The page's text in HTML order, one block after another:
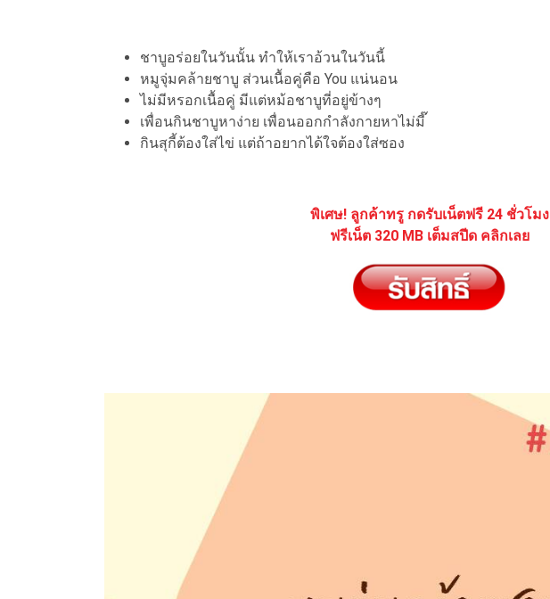
ชาบูอร่อยในวันนั้น ทำให้เราอ้วนในวันนี้
หมูจุ่มคล้ายชาบู ส่วนเนื้อคู่คือ You แน่นอน
ไม่มีหรอกเนื้อคู่ มีแต่หม้อชาบูที่อยู่ข้างๆ
เพื่อนกินชาบูหาง่าย เพื่อนออกกำลังกายหาไม่มี๊
กินสุกี้ต้องใส่ไข่ แต่ถ้าอยากได้ใจต้องใส่ซอง
พิเศษ! ลูกค้าทรู กดรับเน็ตฟรี 24 ชั่วโมง
ฟรีเน็ต 320 MB เต็มสปีด คลิกเลย